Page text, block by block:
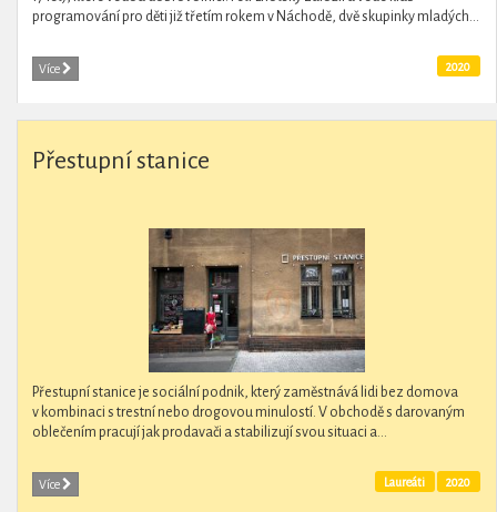
programování pro děti již třetím rokem v Náchodě, dvě skupinky mladých...
Více 2020
Přestupní stanice
Přestupní stanice je sociální podnik, který zaměstnává lidi bez domova
v kombinaci s trestní nebo drogovou minulostí. V obchodě s darovaným
oblečením pracují jak prodavači a stabilizují svou situaci a...
Více 2020
Laureáti